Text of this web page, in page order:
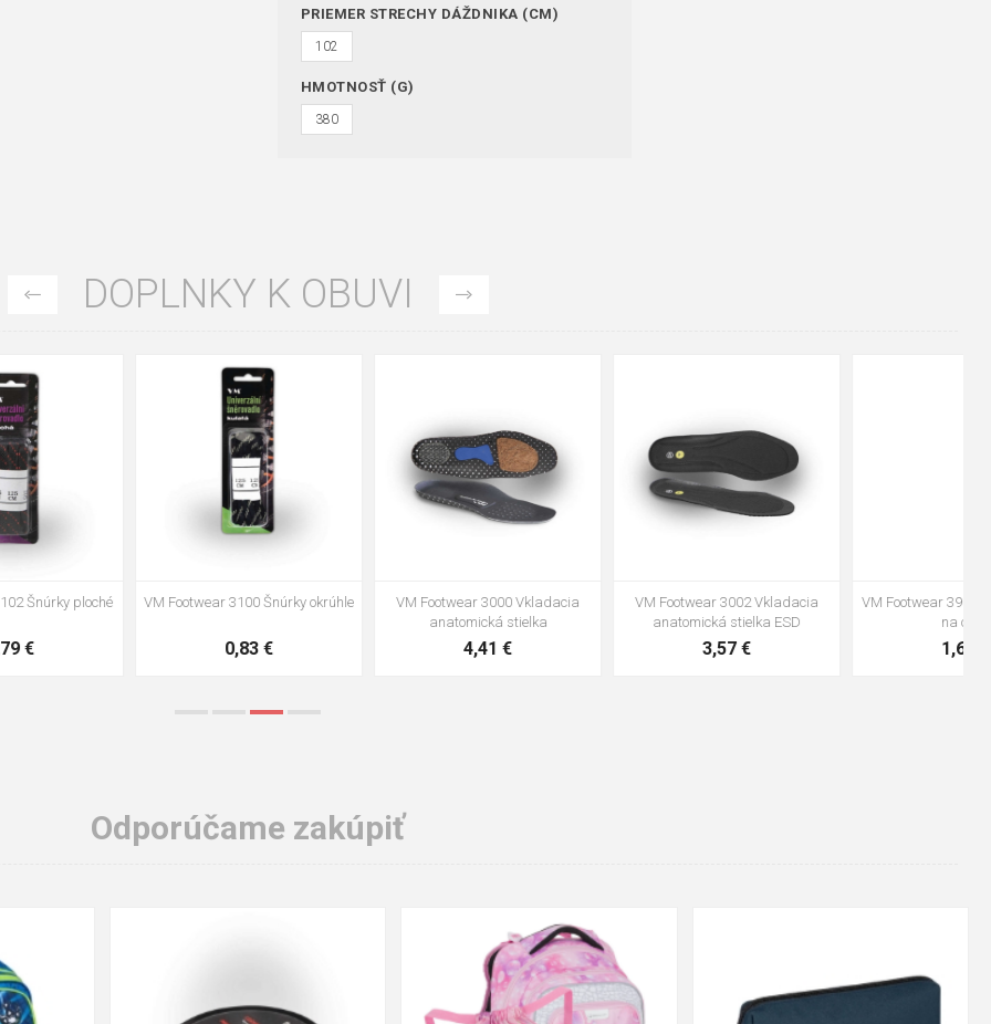
PRIEMER STRECHY DÁŽDNIKA (CM)
102
HMOTNOSŤ (G)
380
DOPLNKY K OBUVI
VM Footwear 3002 Vkladacia
VM Footwear 3900 Čistiaca huba
VM Footwear 3600 Impregnace
Vložka Bennon ABSORBA XTR
Odporúčame zakúpiť